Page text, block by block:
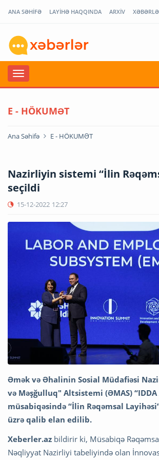
ANA SƏHİFƏ LAYİHƏ HAQQINDA ARXİV
E - HÖKUMƏT
Ana Səhifə E - HÖKUMƏT
Nazirliyin sistemi “İlin
seçildi
15-12-2022 12:27
Əmək və Əhalinin Sosial Müdafiəsi
və Məşğulluq" Altsistemi (ƏMAS) “IDDA
müsabiqəsində “İlin Rəqəmsal
üzrə qalib elan edilib.
Xeberler.az bildirir ki, Müsabiqə
Nəqliyyat Nazirliyi tabeliyində olan